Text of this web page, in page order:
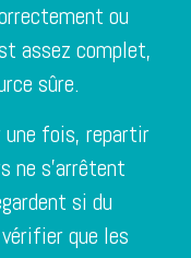
ou
assez complet,
sûre.
une fois, repartir
ne s’arrêtent
si du
que les